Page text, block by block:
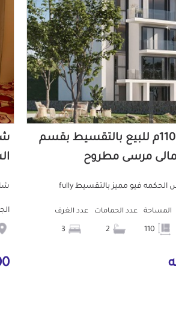
شقة سكنية 110م للبيع بالتقسيط بقسم
مرسى مطروح
شاليه للبيع فى راس الحكمه فيو مميز بالتقسيط fully
المساحة عدد الحمامات عدد الغرف الجديده